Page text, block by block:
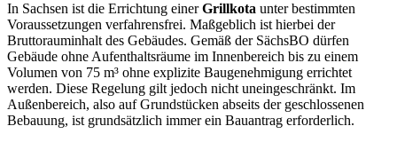
In Sachsen ist die Errichtung einerGrillkota unter bestimmten
Voraussetzungen verfahrensfrei. Maßgeblich ist hierbei der
Bruttorauminhalt des Gebäudes. Gemäß der SächsBO dürfen
Gebäude ohne Aufenthaltsräume im Innenbereich bis zu einem
Volumen von 75 m³ ohne explizite Baugenehmigung errichtet
werden. Diese Regelung gilt jedoch nicht uneingeschränkt. Im
Außenbereich, also auf Grundstücken abseits der geschlossenen
Bebauung, ist grundsätzlich immer ein Bauantrag erforderlich.